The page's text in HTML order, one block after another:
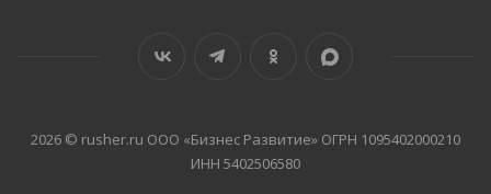
2026 © rusher.ru ООО «Бизнес Развитие» ОГРН 1095402000210
ИНН 5402506580